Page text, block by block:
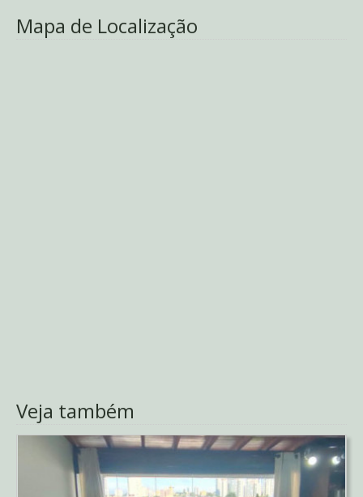
Mapa de Localização
Veja também